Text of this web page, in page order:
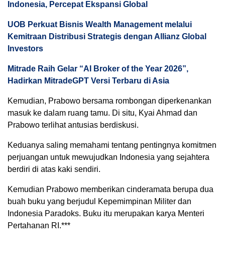
Indonesia, Percepat Ekspansi Global
UOB Perkuat Bisnis Wealth Management melalui
Kemitraan Distribusi Strategis dengan Allianz Global
Investors
Mitrade Raih Gelar “AI Broker of the Year 2026”,
Hadirkan MitradeGPT Versi Terbaru di Asia
Kemudian, Prabowo bersama rombongan diperkenankan
masuk ke dalam ruang tamu. Di situ, Kyai Ahmad dan
Prabowo terlihat antusias berdiskusi.
Keduanya saling memahami tentang pentingnya komitmen
perjuangan untuk mewujudkan Indonesia yang sejahtera
berdiri di atas kaki sendiri.
Kemudian Prabowo memberikan cinderamata berupa dua
buah buku yang berjudul Kepemimpinan Militer dan
Indonesia Paradoks. Buku itu merupakan karya Menteri
Pertahanan RI.***